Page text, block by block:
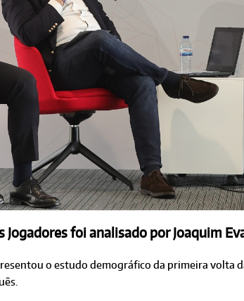
foi analisado por Joaquim
o estudo demográfico da primeira